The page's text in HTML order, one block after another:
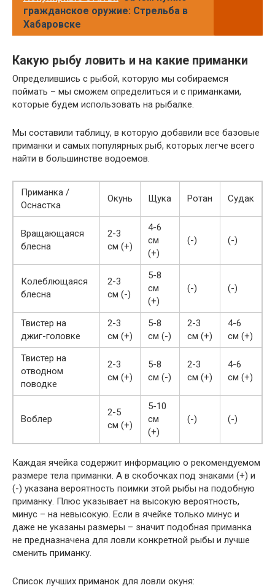
гражданское оружие: Стрельба в
Хабаровске
Какую рыбу ловить и на какие приманки
Определившись с рыбой, которую мы собираемся
поймать – мы сможем определиться и с приманками,
которые будем использовать на рыбалке.
Мы составили таблицу, в которую добавили все базовые
приманки и самых популярных рыб, которых легче всего
найти в большинстве водоемов.
Приманка /
Оснастка
Окунь Щука Ротан Судак
Вращающаяся
блесна
2-3
см (+)
4-6
см
(+)
(-) (-)
Колеблющаяся
блесна
2-3
см (-)
5-8
см
(+)
(-) (-)
Твистер на
джиг-головке
2-3
см (+)
5-8
см (-)
2-3
см (+)
4-6
см (+)
Твистер на
отводном
поводке
2-3
см (+)
5-8
см (-)
2-3
см (+)
4-6
см (+)
Воблер
2-5
см (+)
5-10
см
(+)
(-) (-)
Каждая ячейка содержит информацию о рекомендуемом
размере тела приманки. А в скобочках под знаками (+) и
(-) указана вероятность поимки этой рыбы на подобную
приманку. Плюс указывает на высокую вероятность,
минус – на невысокую. Если в ячейке только минус и
даже не указаны размеры – значит подобная приманка
не предназначена для ловли конкретной рыбы и лучше
сменить приманку.
Список лучших приманок для ловли окуня: